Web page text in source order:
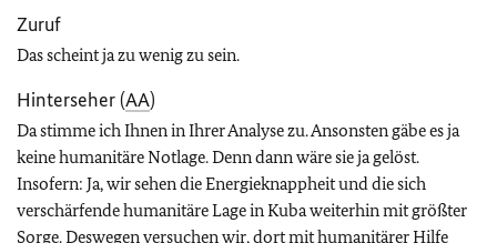
Zuruf
Das scheint ja zu wenig zu sein.
Hinterseher (AA)
Da stimme ich Ihnen in Ihrer Analyse zu. Ansonsten gäbe es ja
keine humanitäre Notlage. Denn dann wäre sie ja gelöst.
Insofern: Ja, wir sehen die Energieknappheit und die sich
verschärfende humanitäre Lage in Kuba weiterhin mit größter
Sorge. Deswegen versuchen wir, dort mit humanitärer Hilfe